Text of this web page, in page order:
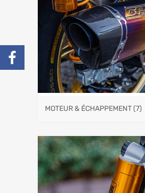
MOTEUR & ÉCHAPPEMENT(7)